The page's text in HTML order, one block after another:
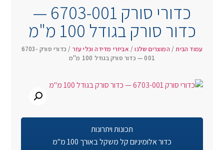
כדורי סורק 6703-001 —
כדור סורק בגודל 100 מ"מ
עמוד הבית/ המוצרים שלנו/ אביזרי מדידה וכלי עזר
/ כדורי סורק 6703-
001 — כדור סורק בגודל 100 מ"מ
תכונות ויתרונות
כדור אלומיניום קל משקל באורך 100 מ"מ